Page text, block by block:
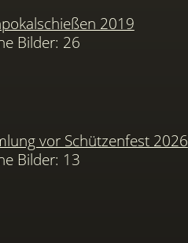
2019
Bilder: 26
vor Schützenfest 2026
Bilder: 13